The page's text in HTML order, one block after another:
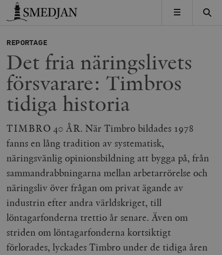
Timbro
MENY
REPORTAGE
Det fria näringslivets
försvarare: Timbros
tidiga historia
TIMBRO 40 ÅR. När Timbro bildades 1978
fanns en lång tradition av systematisk,
näringsvänlig opinionsbildning att bygga på, från
sammandrabbningarna mellan arbetarrörelse och
näringsliv över frågan om privat ägande av
industrin efter andra världskriget, till
löntagarfonderna trettio år senare. Även om
striden om löntagarfonderna kortsiktigt
förlorades, lyckades Timbro under de tidiga åren